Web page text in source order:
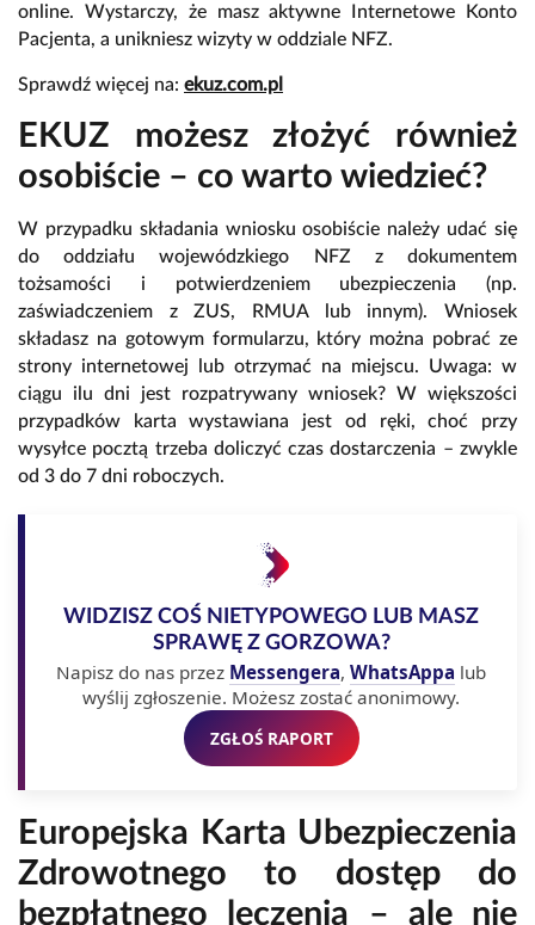
online. Wystarczy, że masz aktywne Internetowe Konto
Pacjenta, a unikniesz wizyty w oddziale NFZ.
Sprawdź więcej na: ekuz.com.pl
EKUZ możesz złożyć również
osobiście – co warto wiedzieć?
W przypadku składania wniosku osobiście należy udać się
do oddziału wojewódzkiego NFZ z dokumentem
tożsamości i potwierdzeniem ubezpieczenia (np.
zaświadczeniem z ZUS, RMUA lub innym). Wniosek
składasz na gotowym formularzu, który można pobrać ze
strony internetowej lub otrzymać na miejscu. Uwaga: w
ciągu ilu dni jest rozpatrywany wniosek? W większości
przypadków karta wystawiana jest od ręki, choć przy
wysyłce pocztą trzeba doliczyć czas dostarczenia – zwykle
od 3 do 7 dni roboczych.
WIDZISZ COŚ NIETYPOWEGO LUB MASZ
SPRAWĘ Z GORZOWA?
Napisz do nas przez Messengera, WhatsAppa lub
wyślij zgłoszenie. Możesz zostać anonimowy.
ZGŁOŚ RAPORT
Europejska Karta Ubezpieczenia
Zdrowotnego to dostęp do
bezpłatnego leczenia – ale nie